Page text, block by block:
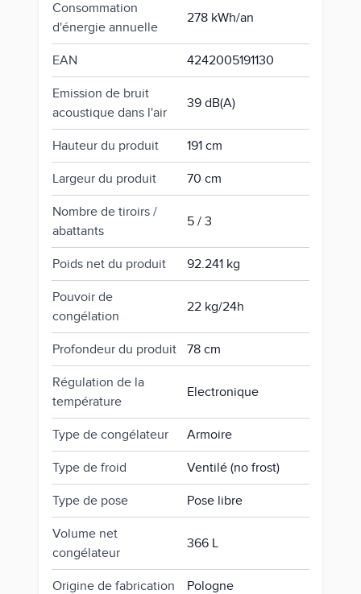
Consommation
d'énergie annuelle
278 kWh/an
EAN 4242005191130
Emission de bruit
acoustique dans l'air
39 dB(A)
Hauteur du produit 191 cm
Largeur du produit 70 cm
Nombre de tiroirs /
abattants
5 / 3
Poids net du produit 92.241 kg
Pouvoir de
congélation
22 kg/24h
Profondeur du produit 78 cm
Régulation de la
température
Electronique
Type de congélateur Armoire
Type de froid Ventilé (no frost)
Type de pose Pose libre
Volume net
congélateur
366 L
Origine de fabrication Pologne